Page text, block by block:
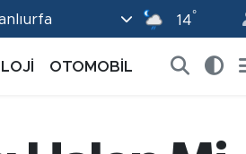
14°
OTOMOBİL